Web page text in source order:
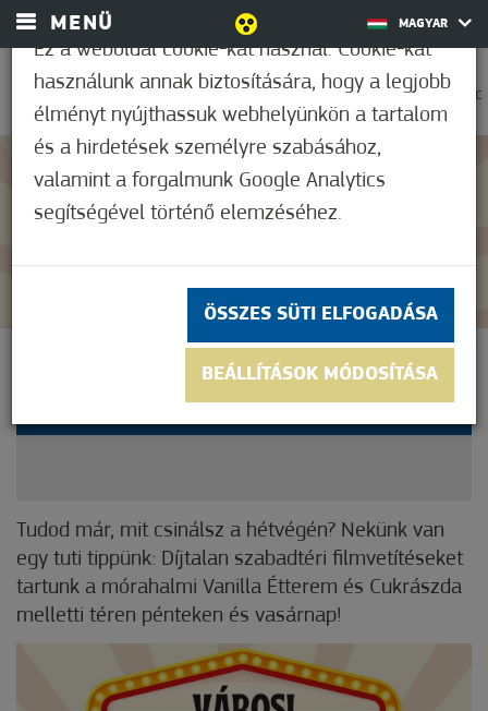
MENÜ MAGYAR
0
33,9°C
Nem értékelt
DÍJTALAN SZABADTÉRI
FILMVETÍTÉSEK
Tudod már, mit csinálsz a hétvégén? Nekünk van
egy tuti tippünk: Díjtalan szabadtéri filmvetítéseket
tartunk a mórahalmi Vanilla Étterem és Cukrászda
melletti téren pénteken és vasárnap!
Ez a weboldal cookie-kat használ. Cookie-kat
használunk annak biztosítására, hogy a legjobb
élményt nyújthassuk webhelyünkön a tartalom
és a hirdetések személyre szabásához,
valamint a forgalmunk Google Analytics
segítségével történő elemzéséhez.
ÖSSZES SÜTI ELFOGADÁSA
BEÁLLÍTÁSOK MÓDOSÍTÁSA